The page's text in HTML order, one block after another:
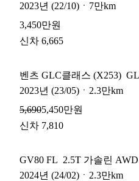
2023년 (22/10) ㆍ 7만km
3,450만원
신차 6,665
벤츠 GLC클래스 (X253)
2023년 (23/05) ㆍ 2.3만km
5,6905,450만원
신차 7,810
GV80 FL 2.5T 가솔린 AWD
2024년 (24/02) ㆍ 2.3만km